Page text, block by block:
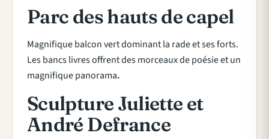
Parc des hauts de capel
Magnifique balcon vert dominant la rade et ses forts.
Les bancs livres offrent des morceaux de poésie et un
magnifique panorama.
Sculpture Juliette et
André Defrance